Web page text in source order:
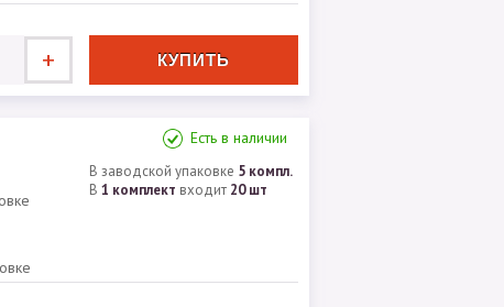
+
Есть в наличии
В заводской упаковке 5 компл.
В 1 комплект входит 20 шт